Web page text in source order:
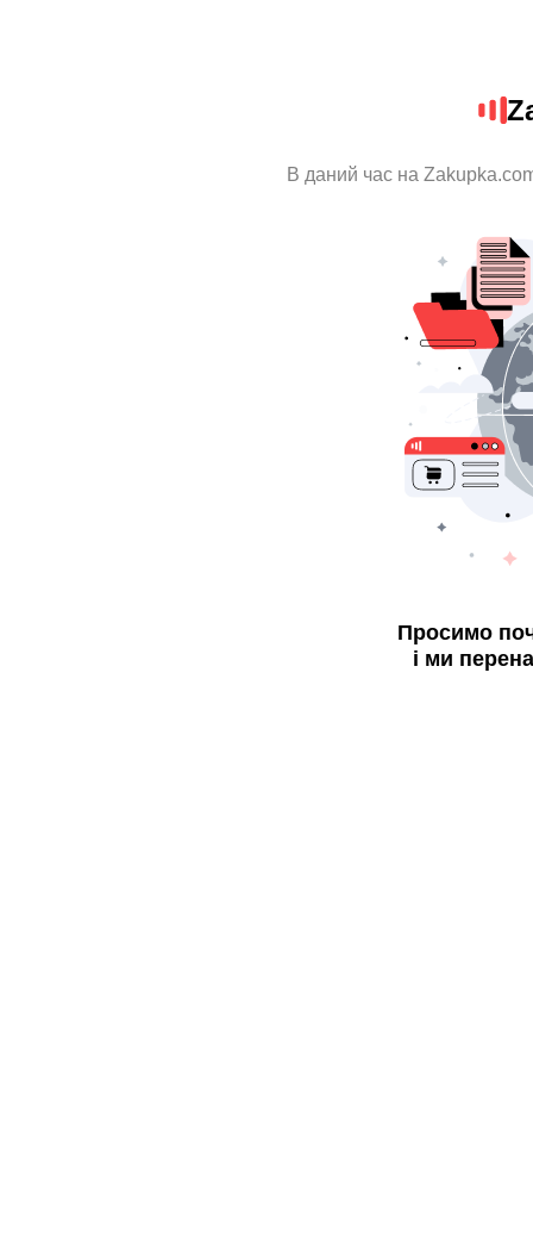
В даний час на
Просимо
і ми